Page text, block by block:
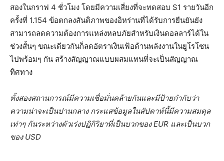
สองในกราฟ 4 ชั่วโมง โดยมีความเสี่ยงที่จะทดสอบ S1 รายวันอีก
ครั้งที่ 1.154 ข้อตกลงสันติภาพของอิหร่านที่ได้รับการยืนยันยัง
สามารถลดความต้องการแหล่งหลบภัยสำหรับเงินดอลลาร์ได้ใน
ช่วงสั้นๆ ขณะเดียวกันก็ลดอัตราเงินเฟ้อด้านพลังงานในยูโรโซน
ไปพร้อมๆ กัน สร้างสัญญาณแบบผสมแทนที่จะเป็นสัญญาณ
ทิศทาง
ทั้งสองสถานการณ์มีความเชื่อมั่นคล้ายกันและมีป้ายกำกับว่า
ความน่าจะเป็นปานกลาง กระแสข้อมูลในสัปดาห์นี้มีความสมดุล
เท่าๆ กันระหว่างตัวเร่งปฏิกิริยาที่เป็นบวกของ EUR และเป็นบวก
ของ USD